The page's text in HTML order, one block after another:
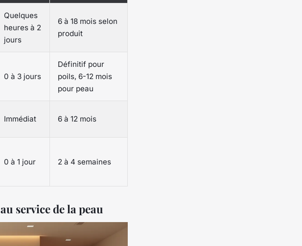
Quelques
heures à 2
jours
6 à 18 mois selon
produit
0 à 3 jours
Définitif pour
poils, 6-12 mois
pour peau
Immédiat 6 à 12 mois
0 à 1 jour 2 à 4 semaines
service de la peau